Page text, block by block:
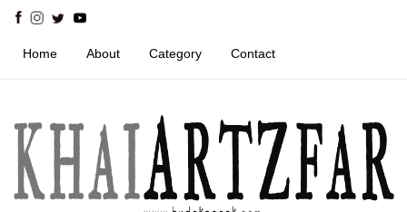
Home About Category Contact